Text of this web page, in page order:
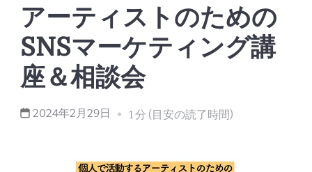
アーティストのための
SNSマーケティング講
座＆相談会
2024年2月29日 1 分 (目安の読了時間)